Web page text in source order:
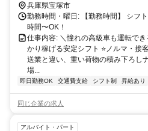
兵庫県宝塚市
勤務時間・曜日: 【勤務時間】 シフ
時間〜OK！
仕事内容: ＼憧れの高級車も運転で
かり稼げる安定シフト ⭐ノルマ・接
送業と違い、重い荷物の積み下ろし
場...
即日勤務OK 交通費支給 シフト制 昇給あり
同じ企業の求人
アルバイト・パート